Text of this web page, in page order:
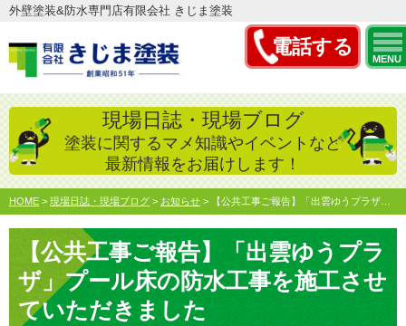
電話する
MENU
外壁塗装&防水専門店有限会社 きじま塗装
現場日誌・現場ブログ
塗装に関するマメ知識やイベントなど
最新情報をお届けします！
HOME > 現場日誌・現場ブログ > お知らせ > 【公共工事ご報告】「出雲ゆうプラザ」プール床の防水工事を施…
【公共工事ご報告】「出雲ゆうプラ
ザ」プール床の防水工事を施工させ
ていただきました